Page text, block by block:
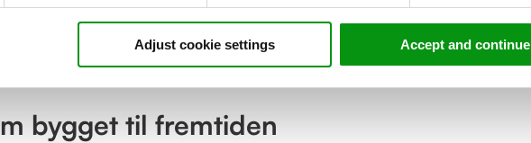
Adjust cookie settings Accept and continue
at løsningen forsynes af 100% grøn strøm, samtidig med at
leveres til det danske fjernvarmenet.
bygget til fremtiden